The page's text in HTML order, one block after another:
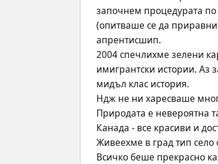
започнем процедурата
(опитваше се да
апрентисшип.
2004 спечлихме зелени
имигрантски истории. Аз
мидъл клас история.
Ндж не ни харесваше
Природата е невероятна
Канада - все красиви и
Живеехме в град тип село
Всичко беше прекрасно